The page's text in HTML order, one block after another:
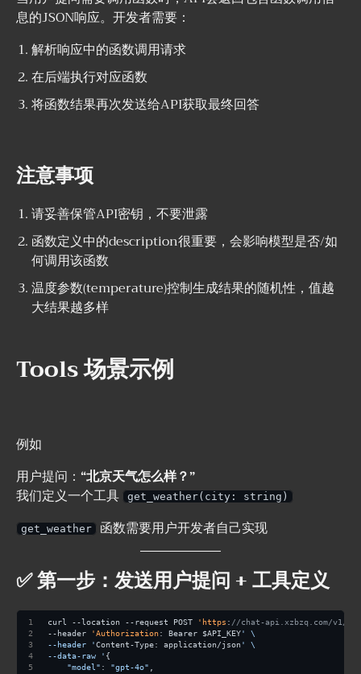
# 发送请求
res = conn.getresponse()
data = res.read()
# 输出结果
息的JSON响应。开发者需要：
解析响应中的函数调用请求
在后端执行对应函数
将函数结果再次发送给API获取最终回答
注意事项
请妥善保管API密钥，不要泄露
函数定义中的description很重要，会影响模型是否/如
何调用该函数
温度参数(temperature)控制生成结果的随机性，值越
大结果越多样
Tools 场景示例
例如
用户提问： “北京天气怎么样？”
我们定义一个工具
get_weather(city: string)
get_weather 函数需要用户开发者自己实现
✅ 第一步：发送用户提问 + 工具定义
curl --location --request POST 'https : //chat-api.xzbzq.com/v1/
--header
'Authorization: Bearer $API_KEY' \
--header 'Content-Type: application/json' \
--data-raw ' {
"model" : "gpt-4o"